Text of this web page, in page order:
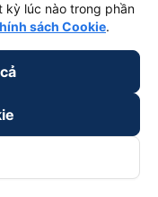
vé dễ dàng và
kỳ lúc nào trong phần
sách Cookie.